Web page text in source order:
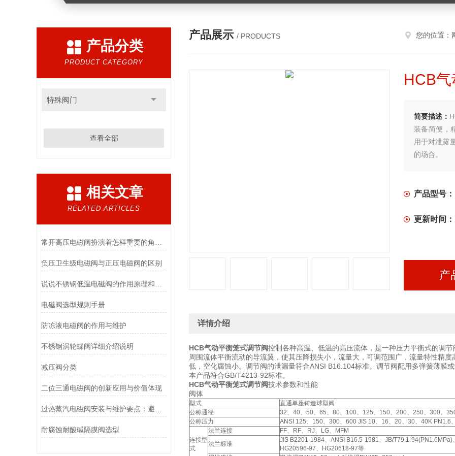
产品分类
PRODUCT CATEGORY
特殊阀门
查看全部
相关文章
RELATED ARTICLES
负压卫生级电磁阀与正压电磁阀的区别
电磁阀选型规则手册
防冻液电磁阀的作用与维护
不锈钢涡轮蝶阀详细介绍说明
减压阀分类
二位三通电磁阀的创新应用与价值体现
耐腐蚀耐酸碱隔膜阀选型
产品展示 / PRODUCTS 您的位置：
HCB
简要描述：
装备简便，
用于对泄露
的场合。
产品型号：
更新时间：
产
详情介绍
HCB气动平衡笼式调节阀控制各种高温、低温的高压流体，是一种压力平衡式的调
周围流体平衡流动的导流翼，使其压降损失小，流量大，可调范围广，流量特性精
低，空化腐蚀小。调节阀的泄漏量符合ANSI B16.104标准。调节阀配用多弹簧薄膜
本产品符合GB/T4213-92标准。
HCB气动平衡笼式调节阀技术参数和性能
阀体
型式
直通单座铸造球型阀
公称通径
32、40、50、65、80、100、125、150、200、250、300、
公称压力
ANSI 125、150、300、600 JIS 10、16、20、30、40K PN1.6
连接型
式
法兰连接
FF、RF、RJ、LG、MFM
法兰标准
JIS B2201-1984、ANSI B16.5-1981、JB/T79.1-
HG20596-97、HG20618-97等